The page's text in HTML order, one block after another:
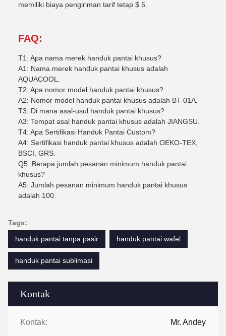
Kontak
Kontak: Mr. Andey
memiliki biaya pengiriman tarif tetap $ 5.
FAQ:
T1: Apa nama merek handuk pantai khusus?
A1: Nama merek handuk pantai khusus adalah
AQUACOOL.
T2: Apa nomor model handuk pantai khusus?
A2: Nomor model handuk pantai khusus adalah BT-01A.
T3: Di mana asal-usul handuk pantai khusus?
A3: Tempat asal handuk pantai khusus adalah JIANGSU.
T4: Apa Sertifikasi Handuk Pantai Custom?
A4: Sertifikasi handuk pantai khusus adalah OEKO-TEX,
BSCI, GRS.
Q5: Berapa jumlah pesanan minimum handuk pantai
khusus?
A5: Jumlah pesanan minimum handuk pantai khusus
adalah 100.
Tags:
handuk pantai tanpa pasir
handuk pantai wafel
handuk pantai sublimasi